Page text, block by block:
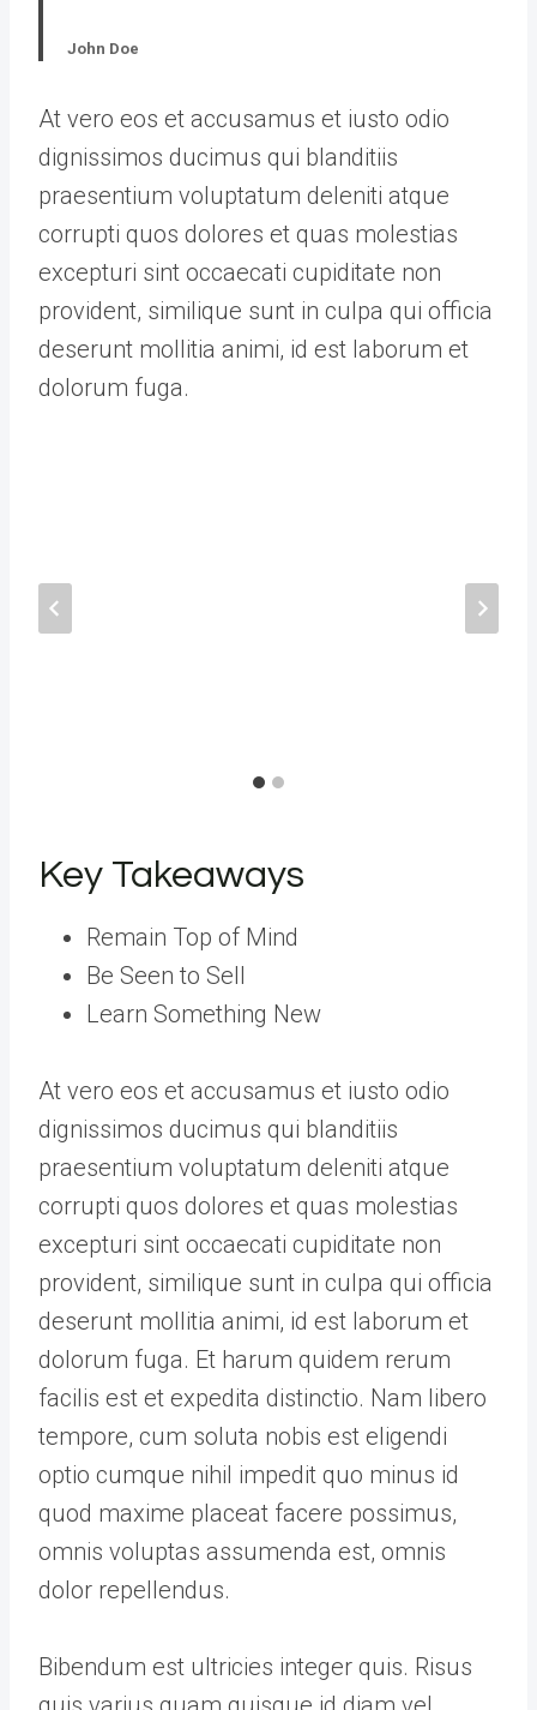
John Doe
At vero eos et accusamus et iusto odio
dignissimos ducimus qui blanditiis
praesentium voluptatum deleniti atque
corrupti quos dolores et quas molestias
excepturi sint occaecati cupiditate non
provident, similique sunt in culpa qui officia
deserunt mollitia animi, id est laborum et
dolorum fuga.
Key Takeaways
Remain Top of Mind
Be Seen to Sell
Learn Something New
At vero eos et accusamus et iusto odio
dignissimos ducimus qui blanditiis
praesentium voluptatum deleniti atque
corrupti quos dolores et quas molestias
excepturi sint occaecati cupiditate non
provident, similique sunt in culpa qui officia
deserunt mollitia animi, id est laborum et
dolorum fuga. Et harum quidem rerum
facilis est et expedita distinctio. Nam libero
tempore, cum soluta nobis est eligendi
optio cumque nihil impedit quo minus id
quod maxime placeat facere possimus,
omnis voluptas assumenda est, omnis
dolor repellendus.
Bibendum est ultricies integer quis. Risus